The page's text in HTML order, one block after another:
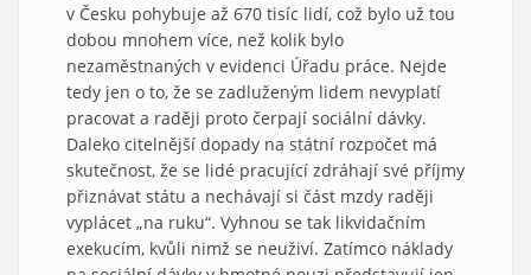
v Česku pohybuje až 670 tisíc lidí, což bylo už tou
dobou mnohem více, než kolik bylo
nezaměstnaných v evidenci Úřadu práce. Nejde
tedy jen o to, že se zadluženým lidem nevyplatí
pracovat a raději proto čerpají sociální dávky.
Daleko citelnější dopady na státní rozpočet má
skutečnost, že se lidé pracující zdráhají své příjmy
přiznávat státu a nechávají si část mzdy raději
vyplácet „na ruku“. Vyhnou se tak likvidačním
exekucím, kvůli nimž se neuživí. Zatímco náklady